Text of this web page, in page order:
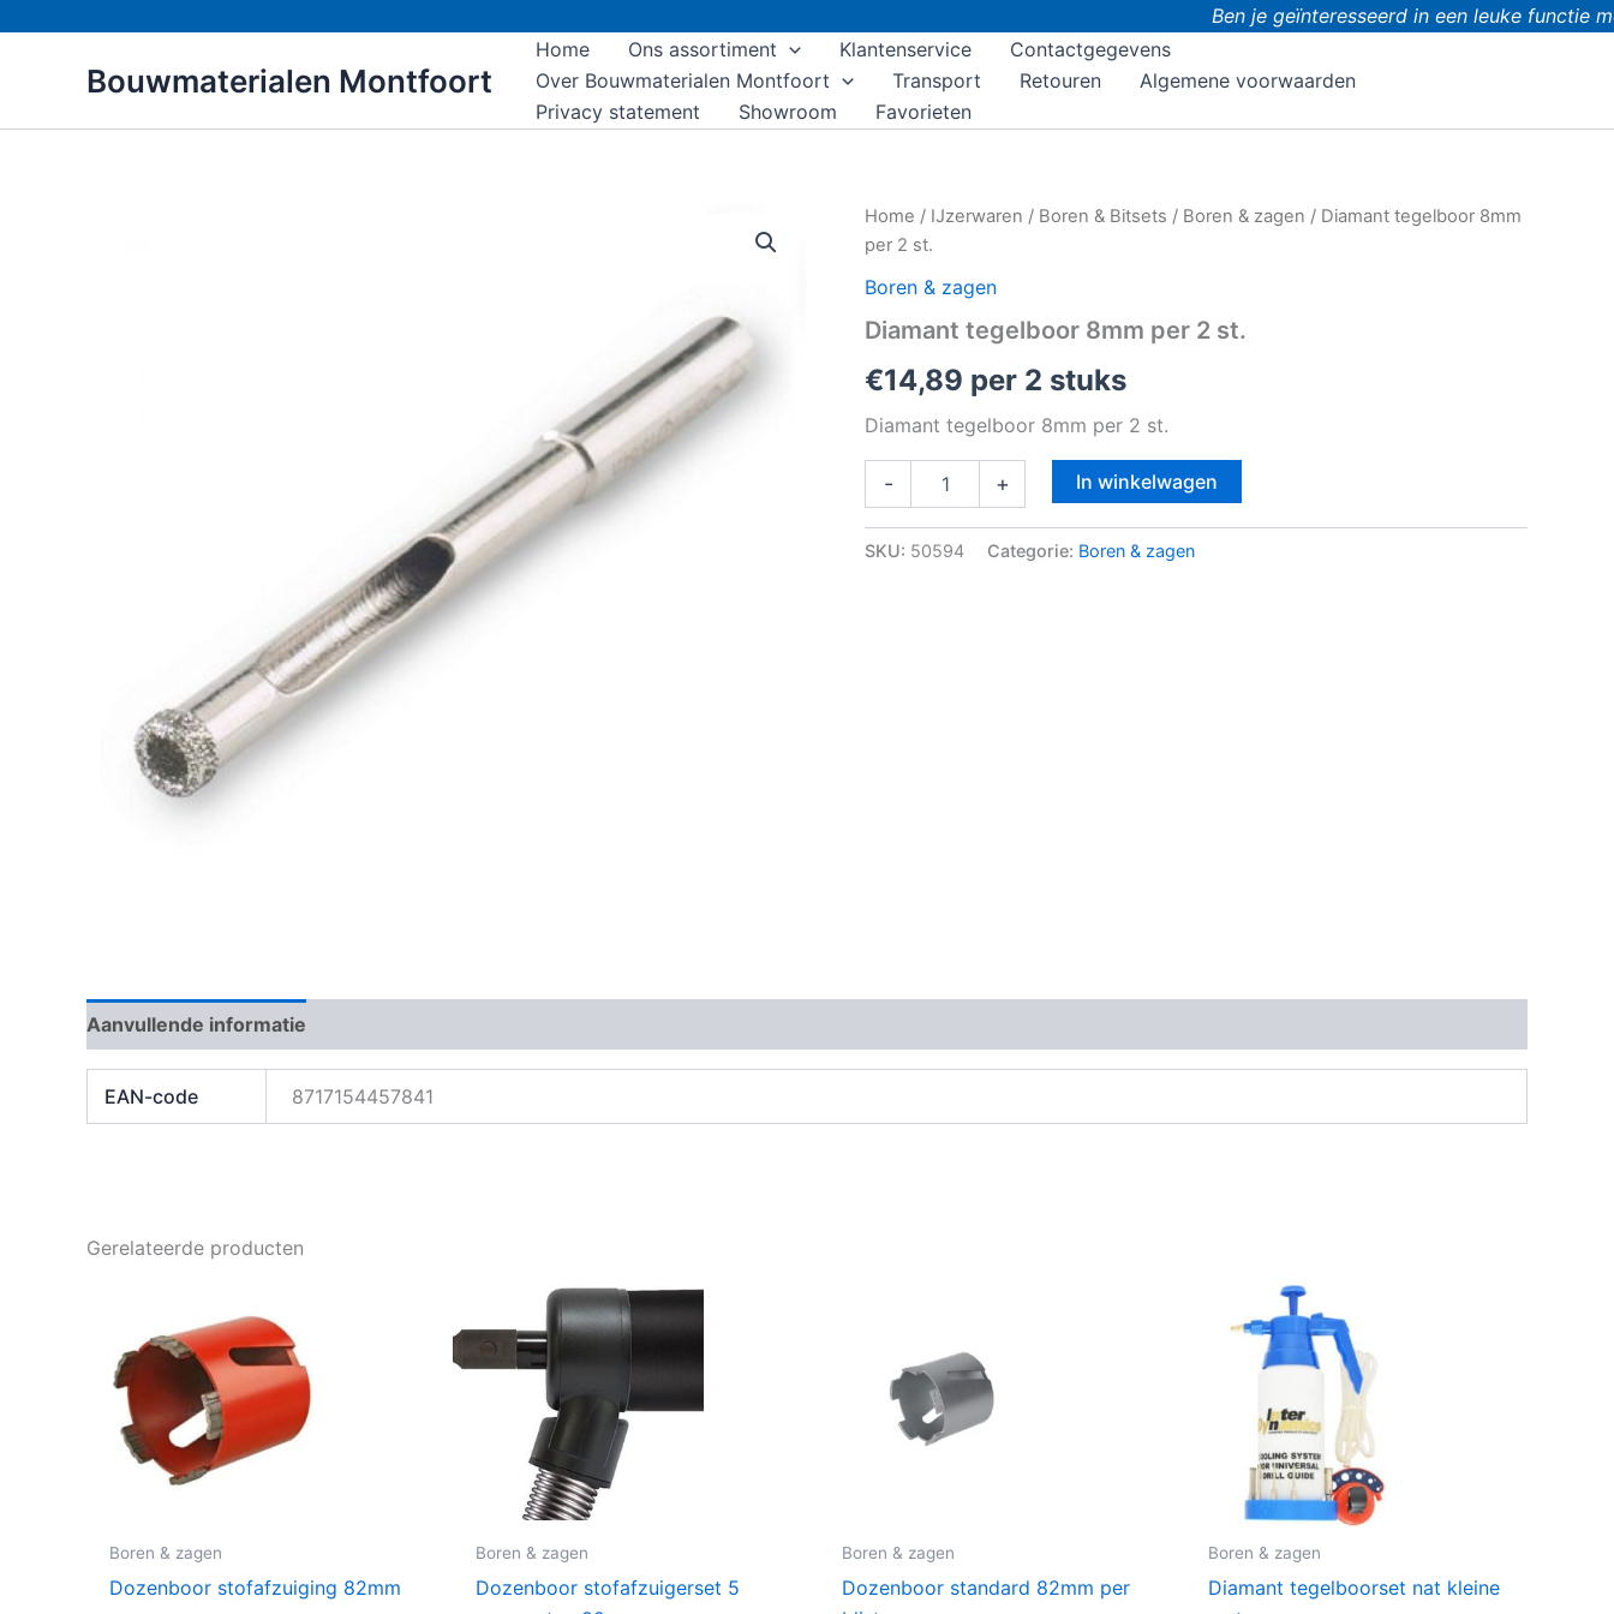
Ben je geïnteresseerd in een leuke functie
Bouwmaterialen Montfoort
Home Ons assortiment Klantenservice
Contactgegevens
Over Bouwmaterialen Montfoort
Transport Retouren
Algemene voorwaarden
Privacy statement
Showroom Favorieten
Home / IJzerwaren / Boren & Bitsets / Boren & zagen / Diamant tegelboor 8mm
per 2 st.
Boren & zagen
Diamant tegelboor 8mm per 2 st.
€14,89 per 2 stuks
Diamant tegelboor 8mm per 2 st.
-
Diamant
tegelboor
8mm
per
st.
+ In winkelwagen
SKU: 50594 Categorie: Boren & zagen
Aanvullende informatie
EAN-code 8717154457841
Gerelateerde producten
Boren & zagen
Dozenboor stofafzuiging 82mm
Boren & zagen
Dozenboor stofafzuigerset 5
Boren & zagen
Dozenboor standard 82mm per
Boren & zagen
Diamant tegelboorset nat kleine